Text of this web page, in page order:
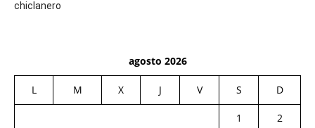
chiclanero
agosto 2026
L M X J V S D
1
2